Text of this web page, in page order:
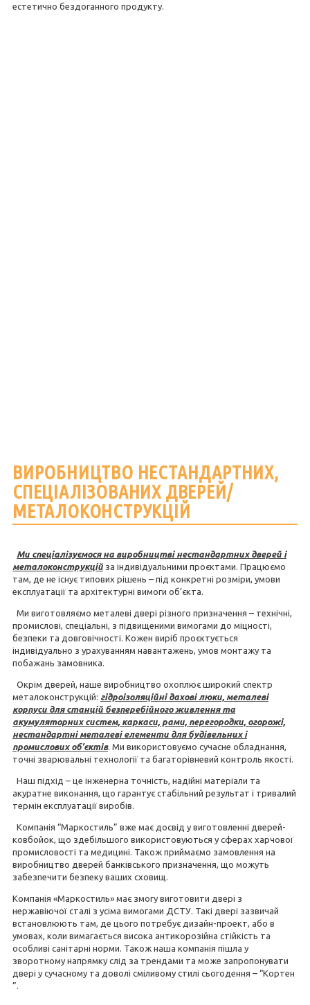
естетично бездоганного продукту.
ВИРОБНИЦТВО НЕСТАНДАРТНИХ,
СПЕЦІАЛІЗОВАНИХ ДВЕРЕЙ/
МЕТАЛОКОНСТРУКЦІЙ
Ми спеціалізуємося на виробництві нестандартних дверей і
металоконструкцій за індивідуальними проєктами. Працюємо
там, де не існує типових рішень – під конкретні розміри, умови
експлуатації та архітектурні вимоги об’єкта.
Ми виготовляємо металеві двері різного призначення – технічні,
промислові, спеціальні, з підвищеними вимогами до міцності,
безпеки та довговічності. Кожен виріб проєктується
індивідуально з урахуванням навантажень, умов монтажу та
побажань замовника.
Окрім дверей, наше виробництво охоплює широкий спектр
металоконструкцій: гідроізоляційні дахові люки, металеві
корпуси для станцій безперебійного живлення та
акумуляторних систем, каркаси, рами, перегородки, огорожі,
нестандартні металеві елементи для будівельних і
промислових об’єктів. Ми використовуємо сучасне обладнання,
точні зварювальні технології та багаторівневий контроль якості.
Наш підхід – це інженерна точність, надійні матеріали та
акуратне виконання, що гарантує стабільний результат і тривалий
термін експлуатації виробів.
Компанія “Маркостиль” вже має досвід у виготовленні дверей-
ковбойок, що здебільшого використовуються у сферах харчової
промисловості та медицині. Також приймаємо замовлення на
виробництво дверей банківського призначення, що можуть
забезпечити безпеку ваших сховищ.
Компанія «Маркостиль» має змогу виготовити двері з
нержавіючої сталі з усіма вимогами ДСТУ. Такі двері зазвичай
встановлюють там, де цього потребує дизайн-проект, або в
умовах, коли вимагається висока антикорозійна стійкість та
особливі санітарні норми. Також наша компанія пішла у
зворотному напрямку слід за трендами та може запропонувати
двері у сучасному та доволі сміливому стилі сьогодення – “Кортен
”.